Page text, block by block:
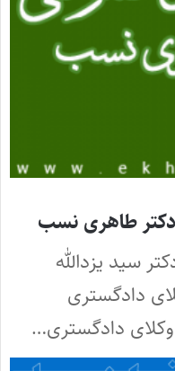
طاهری نسب
سید یزدالله
دادگستری
دادگستری…